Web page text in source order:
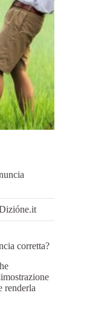
corretta?
renderla